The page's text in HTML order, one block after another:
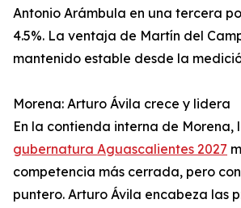
Antonio Arámbula en una tercera
4.5%. La ventaja de Martín del
mantenido estable desde la
Morena: Arturo Ávila crece y lidera
En la contienda interna de Morena,
gubernatura Aguascalientes 2027
competencia más cerrada, pero
puntero. Arturo Ávila encabeza las